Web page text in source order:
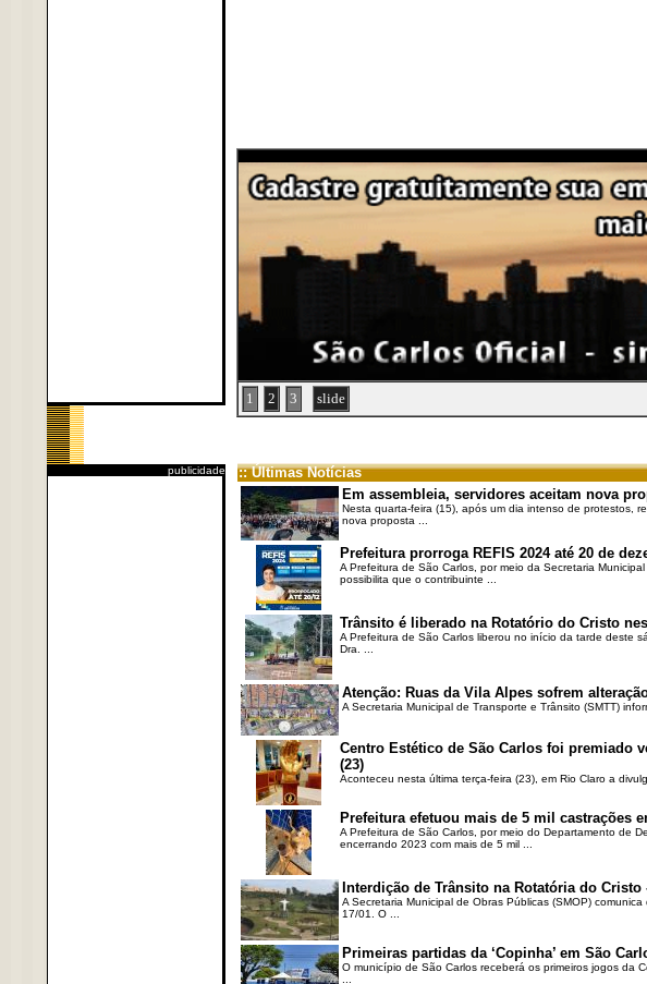
publicidade
1 2 3 slide
:: Últimas Notícias
Em assembleia, servidores aceitam nova
Nesta quarta-feira (15), após um dia intenso de protestos,
nova proposta ...
Prefeitura prorroga REFIS 2024 até 20 de
A Prefeitura de São Carlos, por meio da Secretaria
possibilita que o contribuinte ...
Trânsito é liberado na Rotatório do Cristo
A Prefeitura de São Carlos liberou no início da tarde deste
Dra. ...
Atenção: Ruas da Vila Alpes sofrem
A Secretaria Municipal de Transporte e Trânsito (SMTT)
Centro Estético de São Carlos foi premiado
(23)
Aconteceu nesta última terça-feira (23), em Rio Claro a
Prefeitura efetuou mais de 5 mil castrações
A Prefeitura de São Carlos, por meio do Departamento de
encerrando 2023 com mais de 5 mil ...
Interdição de Trânsito na Rotatória do Cristo
A Secretaria Municipal de Obras Públicas (SMOP)
17/01. O ...
Primeiras partidas da ‘Copinha’ em São
O município de São Carlos receberá os primeiros jogos da